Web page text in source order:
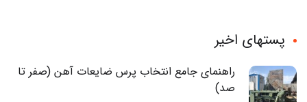
پستهای اخیر
راهنمای جامع انتخاب پرس ضایعات آهن (صفر تا
صد)